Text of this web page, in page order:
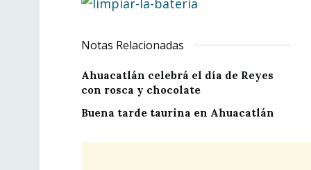
Notas Relacionadas
Ahuacatlán celebrá el día de Reyes
con rosca y chocolate
Buena tarde taurina en Ahuacatlán